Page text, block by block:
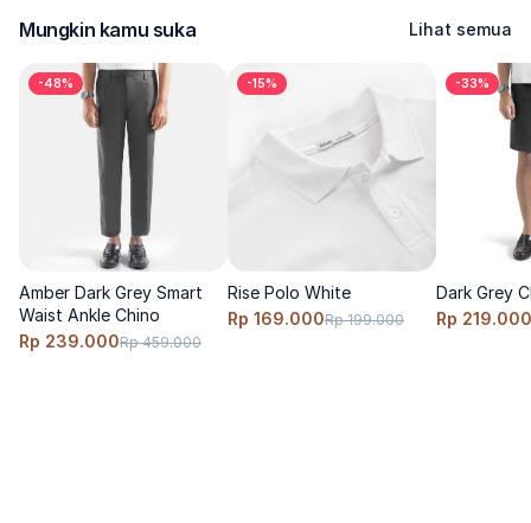
Cuban shirt, knit polo, sampai jaket ringan. Mau pakai sneakers
atau loafers—dua-duanya jalan. Kalau kamu cari celana yang
kelihatan mewah saat bergerak tanpa ribet dipakai, Neu Pleated
Wide Pant adalah jawabannya.
Fit: wide-loose, lebih lebar kebawah
Saran ukuran: true-to-size; naik 1 size bila ingin lebih relaxed.
Model menggunakan size S, tinggi 170cm, berat 60 Kg
Mungkin kamu suka Lihat semua
-48%
Amber Dark Grey Smart
Waist Ankle Chino
Rp 239.000Rp 459.000
-15%
Rise Polo White
Rp 169.000Rp 199.000
-33%
Dark Grey
Rp 219.000